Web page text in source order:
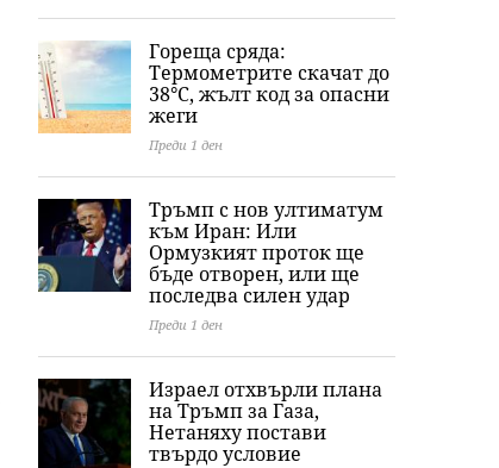
Гореща сряда:
Термометрите скачат до
38°C, жълт код за опасни
жеги
Преди 1 ден
Тръмп с нов ултиматум
към Иран: Или
Ормузкият проток ще
бъде отворен, или ще
последва силен удар
Преди 1 ден
Израел отхвърли плана
на Тръмп за Газа,
Нетаняху постави
твърдо условие